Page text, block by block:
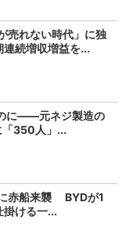
売れない時代」に独
続増収増益を...
に――元ネジ製造の
「350人」...
に赤船来襲 BYDが1
ける一...